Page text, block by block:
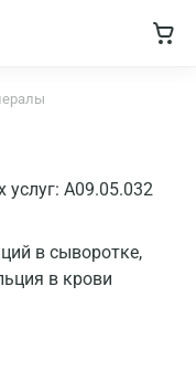
A09.05.032
в сыворотке,
в крови